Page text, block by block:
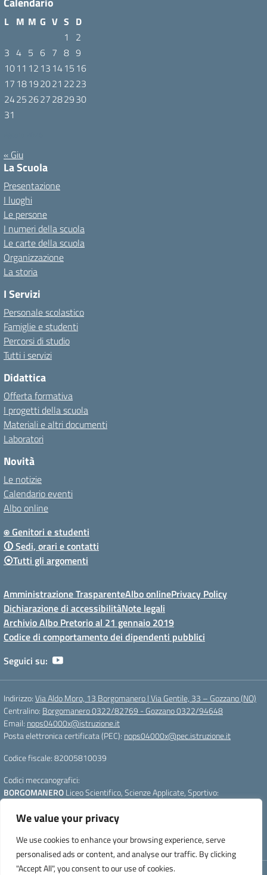
We value your privacy
We use cookies to enhance your browsing experience, serve
personalised ads or content, and analyse our traffic. By clicking
"Accept All", you consent to our use of cookies.
L M M G V S D
1
2
3 4 5 6 7 8 9
1011 12 13 1415 16
17 18192021 2223
24252627282930
31
« Giu
La Scuola
Presentazione
I luoghi
Le persone
I numeri della scuola
Le carte della scuola
Organizzazione
La storia
I Servizi
Personale scolastico
Famiglie e studenti
Percorsi di studio
Tutti i servizi
Didattica
Offerta formativa
I progetti della scuola
Materiali e altri documenti
Laboratori
Novità
Le notizie
Calendario eventi
Albo online
⍟ Genitori e studenti
🛈 Sedi, orari e contatti
⦿Tutti gli argomenti
Amministrazione TrasparenteAlbo onlinePrivacy Policy
Dichiarazione di accessibilitàNote legali
Archivio Albo Pretorio al 21 gennaio 2019
Codice di comportamento dei dipendenti pubblici
Seguici su:
Indirizzo:Via Aldo Moro, 13 Borgomanero | Via Gentile, 33 – Gozzano (NO)
Centralino: Borgomanero 0322/82769 - Gozzano 0322/94648
Email: nops04000x@istruzione.it
Posta elettronica certificata (PEC): nops04000x@pec.istruzione.it
Codice fiscale: 82005810039
Codici meccanografici:
BORGOMANEROLiceo Scientifico, Scienze Applicate, Sportivo:
GOZZANOLiceo Linguistico e Scienze Umane :
pagina premere CTRL+F5